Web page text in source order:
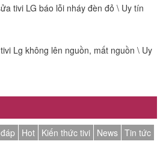
tivi LG báo lỗi nháy đèn đỏ \ Uy tín
Lg không lên nguồn, mất nguồn \ Uy
Hot Kiến thức tivi News Tin tức